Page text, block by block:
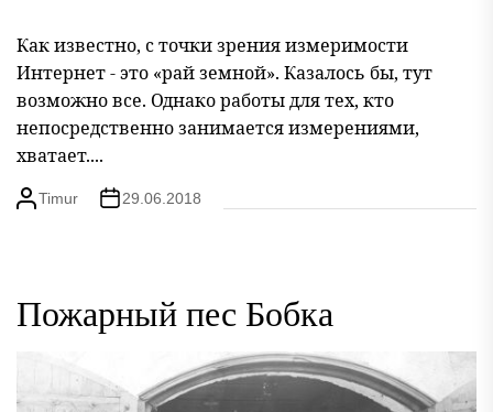
Как известно, с точки зрения измеримости
Интернет - это «рай земной». Казалось бы, тут
возможно все. Однако работы для тех, кто
непосредственно занимается измерениями,
хватает....
Timur 29.06.2018
Пожарный пес Бобка